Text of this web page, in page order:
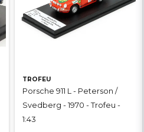
TROFEU
Porsche 911 L - Peterson /
Svedberg - 1970 - Trofeu -
1:43